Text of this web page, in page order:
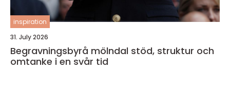
inspiration
31. July 2026
Begravningsbyrå mölndal stöd, struktur och
omtanke i en svår tid